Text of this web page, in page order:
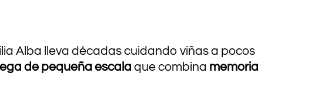
Alba lleva décadas cuidando viñas a pocos
de pequeña escala que combina memoria